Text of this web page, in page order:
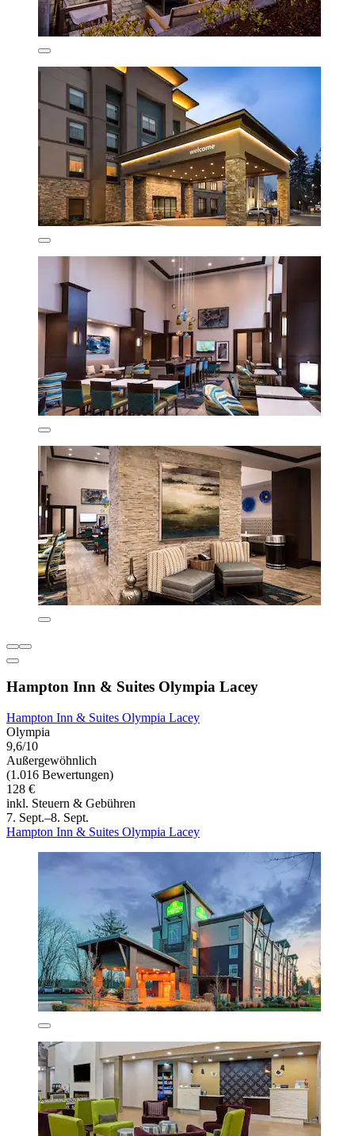
Hampton Inn & Suites Olympia Lacey
Hampton Inn & Suites Olympia Lacey
Olympia
9,6/10
Außergewöhnlich
(1.016 Bewertungen)
128 €
inkl. Steuern & Gebühren
7. Sept.–8. Sept.
Hampton Inn & Suites Olympia Lacey